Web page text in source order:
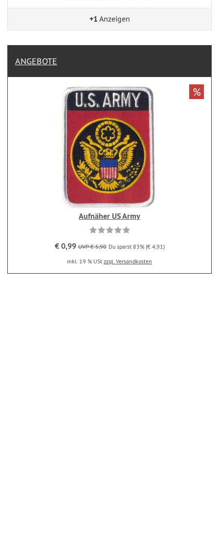
+1 Anzeigen
ANGEBOTE
Aufnäher US Army
€ 0,99 UVP € 5,90 Du sparst 83% (€ 4,91)
inkl. 19 % USt zzgl. Versandkosten
%